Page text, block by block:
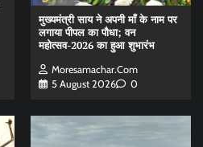
मुख्यमंत्री साय ने अपनी माँ के नाम पर
लगाया पीपल का पौधा; वन
महोत्सव-2026 का हुआ शुभारंभ
Moresamachar.com
5 August 2026
0